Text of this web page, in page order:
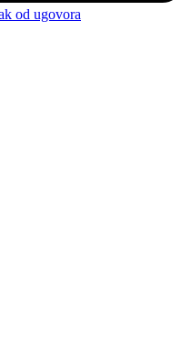
od ugovora